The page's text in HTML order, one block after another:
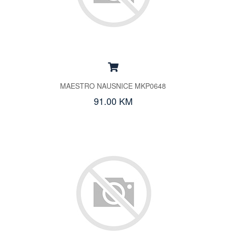
MAESTRO NAUSNICE MKP0648
91.00 KM